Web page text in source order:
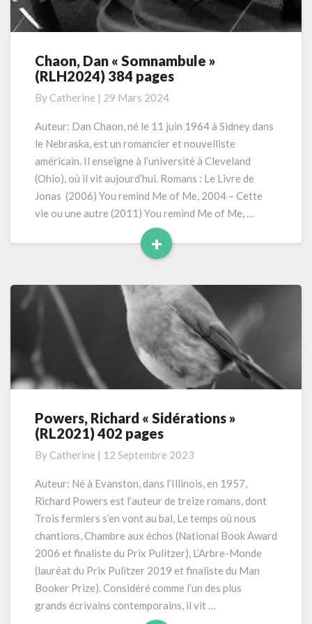
Chaon,
Dan
« Somnambule »
(RLH2024)
384
Chaon, Dan « Somnambule »
(RLH2024) 384 pages
By Catherine | 29 Mars 2024
Auteur: Dan Chaon, né le 11 juin 1964 à Sidney dans
le Nebraska, est un romancier et nouvelliste
américain. Il enseigne à l’université à Cleveland
(Ohio), où il vit aujourd’hui. Romans : Le Livre de
Jonas (2006) You remind Me of Me, 2004 – Cette
vie ou une autre (2011) You remind Me of Me, …
+
Read
Powers,
Richard
« Sidérations »
(RL2021)
402
Powers, Richard « Sidérations »
(RL2021) 402 pages
By Catherine | 12 Septembre 2023
Auteur: Né à Evanston, dans l’Illinois, en 1957,
Richard Powers est l’auteur de treize romans, dont
Trois fermiers s’en vont au bal, Le temps où nous
chantions, Chambre aux échos (National Book Award
2006 et finaliste du Prix Pulitzer), L’Arbre-Monde
(lauréat du Prix Pulitzer 2019 et finaliste du Man
Booker Prize). Considéré comme l’un des plus
grands écrivains contemporains, il vit …